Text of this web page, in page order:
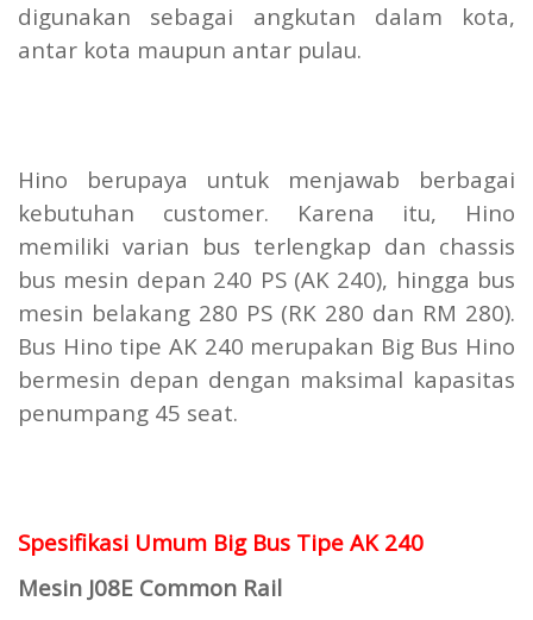
digunakan sebagai angkutan dalam kota,
antar kota maupun antar pulau.
Hino berupaya untuk menjawab berbagai
kebutuhan customer. Karena itu, Hino
memiliki varian bus terlengkap dan chassis
bus mesin depan 240 PS (AK 240), hingga bus
mesin belakang 280 PS (RK 280 dan RM 280).
Bus Hino tipe AK 240 merupakan Big Bus Hino
bermesin depan dengan maksimal kapasitas
penumpang 45 seat.
Spesifikasi Umum Big Bus Tipe AK 240
Mesin J08E Common Rail